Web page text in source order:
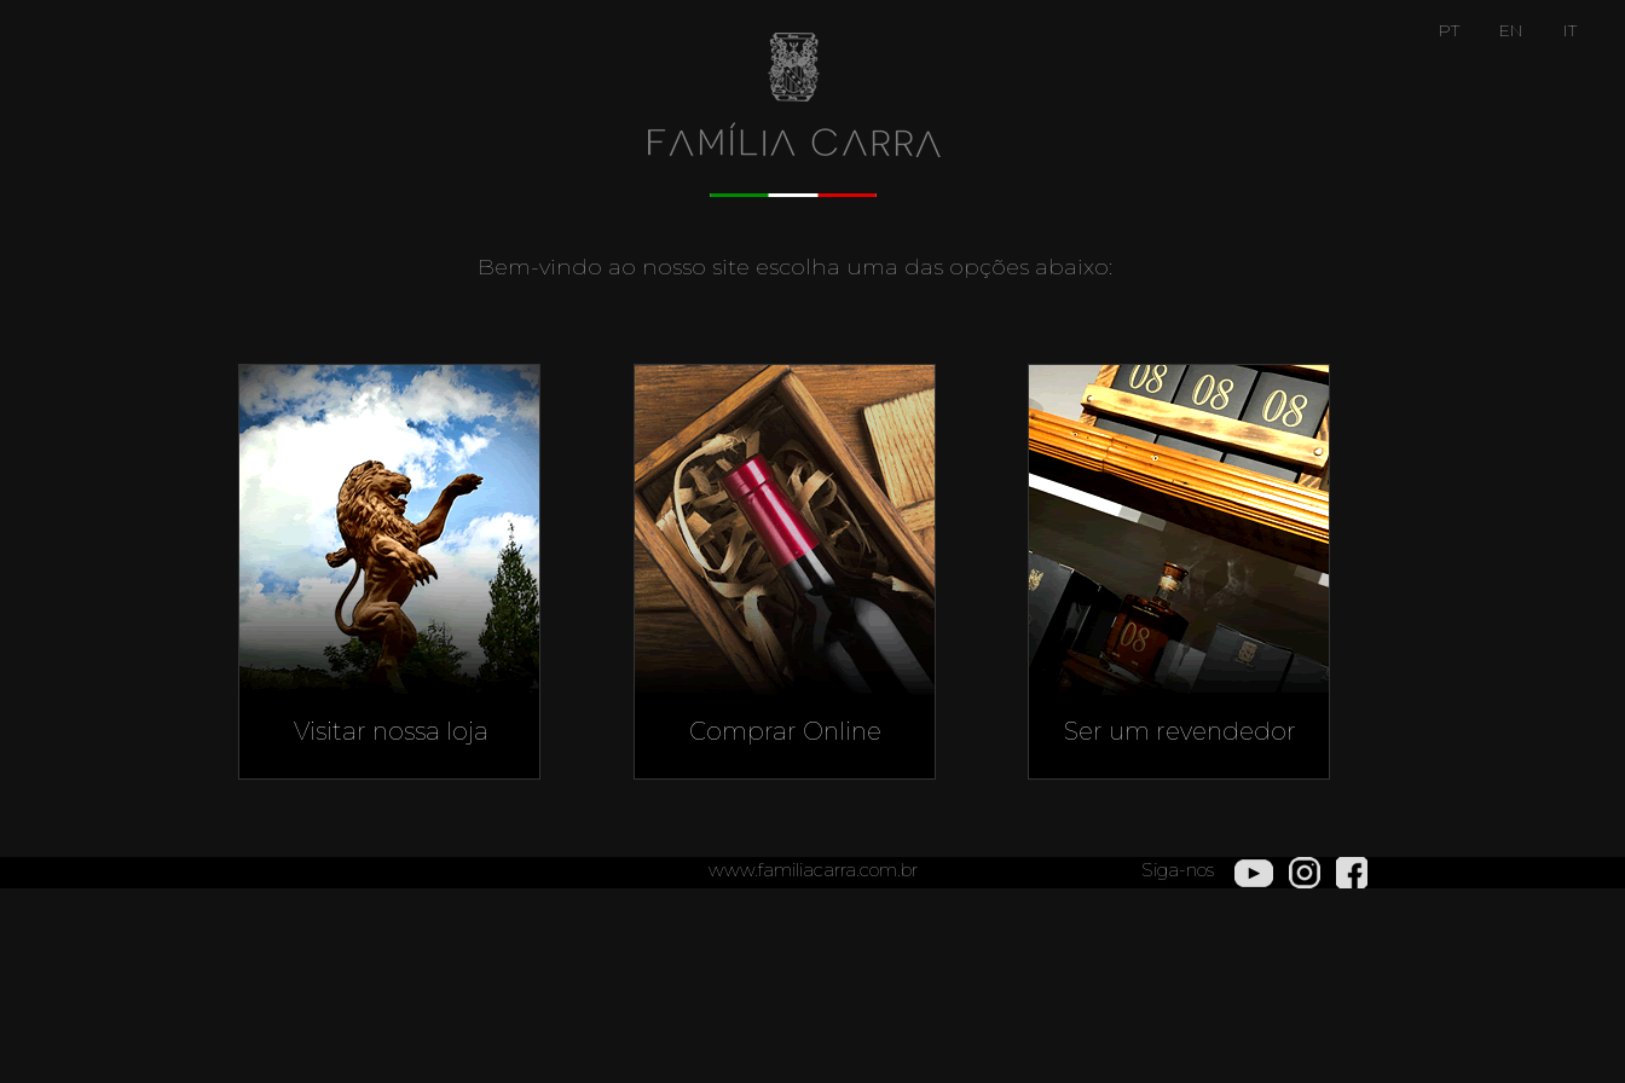
PT EN IT
Bem-vindo ao nosso site escolha uma das opções abaixo:
Visitar nossa loja Comprar Online Ser um revendedor
www.familiacarra.com.br Siga-nos